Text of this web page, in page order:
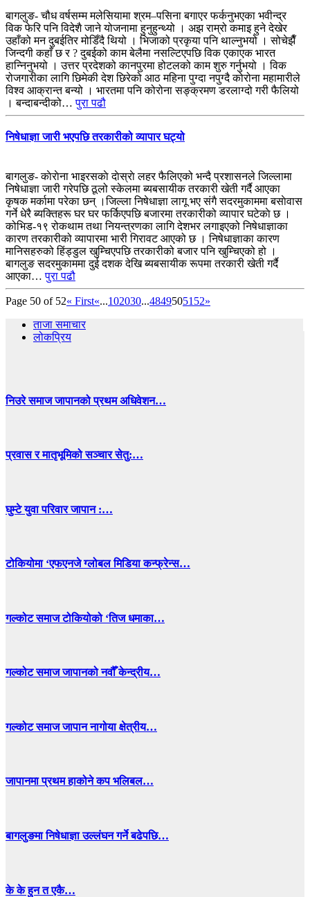
बागलुङ- चौध वर्षसम्म मलेसियामा श्रम–पसिना बगाएर फर्कनुभएका भवीन्द्र
विक फेरि पनि विदेशै जाने योजनामा हुनुहुन्थ्यो । अझ राम्रो कमाइ हुने देखेर
उहाँको मन दुबईतिर मोडिँदै थियो । भिजाको प्रकृया पनि थाल्नुभयो । सोचेझैँ
जिन्दगी कहाँ छ र ? दुबईको काम बेलैमा नसल्टिएपछि विक एकाएक भारत
हान्निनुभयो । उत्तर प्रदेशको कानपुरमा होटलको काम शुरु गर्नुभयो । विक
रोजगारीका लागि छिमेकी देश छिरेको आठ महिना पुग्दा नपुग्दै कोरोना महामारीले
विश्व आक्रान्त बन्यो । भारतमा पनि कोरोना सङ्क्रमण डरलाग्दो गरी फैलियो
। बन्दाबन्दीको…पुरा पढौ
निषेधाज्ञा जारी भएपछि तरकारीको व्यापार घट्यो
बागलुङ- काेराेना भाइरसकाे दाेस्राे लहर फैलिएको भन्दै प्रशासनले जिल्लामा
निषेधाज्ञा जारी गरेपछि ठूलो स्केलमा ब्यबसायीक तरकारी खेती गर्दै आएका
कृषक मर्कामा परेका छन् ।जिल्ला निषेधाज्ञा लागू भए संगै सदरमुकाममा बसाेवास
गर्ने धेरै ब्यक्तिहरू घर घर फर्किएपछि बजारमा तरकारीको व्यापार घटेकाे छ ।
कोभिड-१९ रोकथाम तथा नियन्त्रणका लागि देशभर लगाइएको निषेधाज्ञाका
कारण तरकारीको व्यापारमा भारी गिरावट आएको छ । निषेधाज्ञाका कारण
मानिसहरुको हिंड्डुल खुम्चिएपछि तरकारीको बजार पनि खुम्चिएको हो ।
बागलुङ सदरमुकाममा दुई दशक देखि ब्यबसायीक रूपमा तरकारी खेती गर्दै
आएका…पुरा पढौ
Page 50 of 52« First«...102030...4849505152»
ताजा समाचार
लोकप्रिय
निउरे समाज जापानको प्रथम अधिवेशन…
प्रवास र मातृभूमिको सञ्चार सेतु:…
घुम्टे युवा परिवार जापान :…
टोकियोमा ‘एफएनजे ग्लोबल मिडिया कन्फ्रेन्स…
गल्कोट समाज टोकियोको ‘तिज धमाका…
गल्कोट समाज जापानको नवौँ केन्द्रीय…
गल्कोट समाज जापान नागोया क्षेत्रीय…
जापानमा प्रथम हाकोने कप भलिबल…
बागलुङमा निषेधाज्ञा उल्लंघन गर्ने बढेपछि…
के के हुन त एकै…